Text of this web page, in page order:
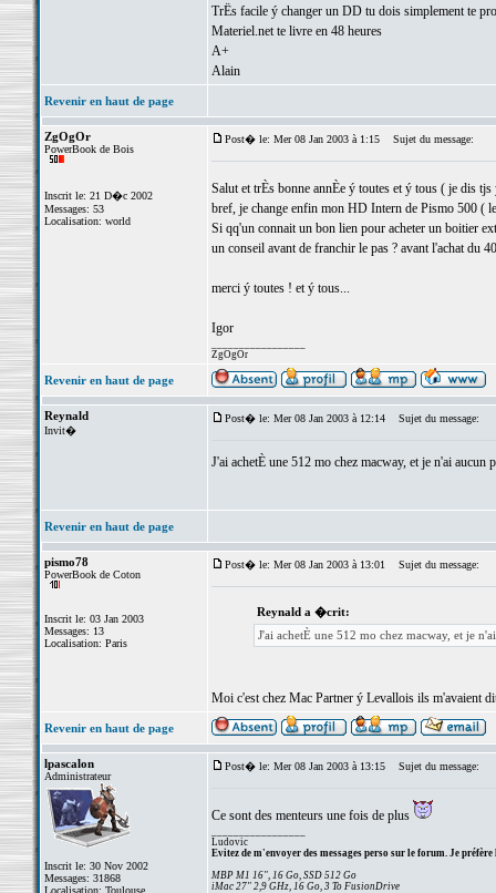
TrËs facile ý changer un DD tu dois simplement te
Materiel.net te livre en 48 heures
A+
Alain
Revenir en haut de page
ZgOgOr
PowerBook de Bois
Inscrit le: 21 D�c 2002
Messages: 53
Localisation: world
Post� le: Mer 08 Jan 2003 à 1:15 Sujet du message:
Salut et trÈs bonne annÈe ý toutes et ý tous ( je dis
bref, je change enfin mon HD Intern de Pismo 500 (
Si qq'un connait un bon lien pour acheter un boitier
un conseil avant de franchir le pas ? avant l'achat du
merci ý toutes ! et ý tous...
Igor
ZgOgOr
Revenir en haut de page
Reynald
Invit�
Post� le: Mer 08 Jan 2003 à 12:14 Sujet du message:
J'ai achetÈ une 512 mo chez macway, et je n'ai
Revenir en haut de page
pismo78
PowerBook de Coton
Inscrit le: 03 Jan 2003
Messages: 13
Localisation: Paris
Post� le: Mer 08 Jan 2003 à 13:01 Sujet du message:
Reynald a �crit:
J'ai achetÈ une 512 mo chez macway, et je
Moi c'est chez Mac Partner ý Levallois ils m'avaient
Revenir en haut de page
lpascalon
Administrateur
Inscrit le: 30 Nov 2002
Messages: 31868
Localisation: Toulouse
Post� le: Mer 08 Jan 2003 à 13:15 Sujet du message:
Ce sont des menteurs une fois de plus
Ludovic
Evitez de m'envoyer des messages perso sur le forum. Je préfère
MBP M1 16", 16 Go, SSD 512 Go
iMac 27" 2,9 GHz, 16 Go, 3 To FusionDrive